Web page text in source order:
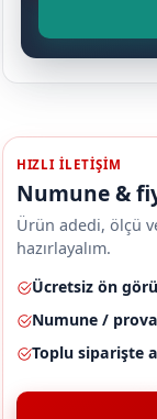
HIZLI ILETIŞIM
Numune &
Ürün adedi, ölçü
hazırlayalım.
Ücretsiz ön
Numune /
Toplu siparişte